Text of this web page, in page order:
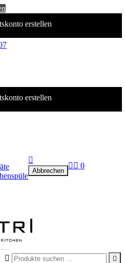
erstellen
erstellen
 

Abbrechen
  0